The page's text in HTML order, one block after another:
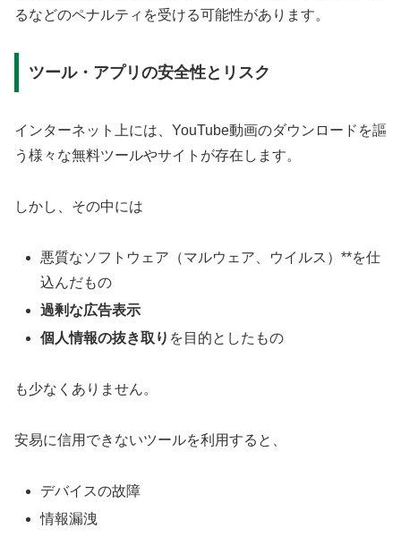
るなどのペナルティを受ける可能性があります。
ツール・アプリの安全性とリスク
インターネット上には、YouTube動画のダウンロードを謳
う様々な無料ツールやサイトが存在します。
しかし、その中には
悪質なソフトウェア（マルウェア、ウイルス）**を仕
込んだもの
過剰な広告表示
個人情報の抜き取り を目的としたもの
も少なくありません。
安易に信用できないツールを利用すると、
デバイスの故障
情報漏洩